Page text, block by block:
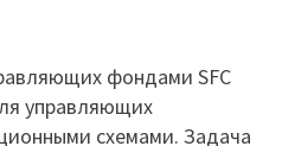
фондами SFC
управляющих
схемами. Задача